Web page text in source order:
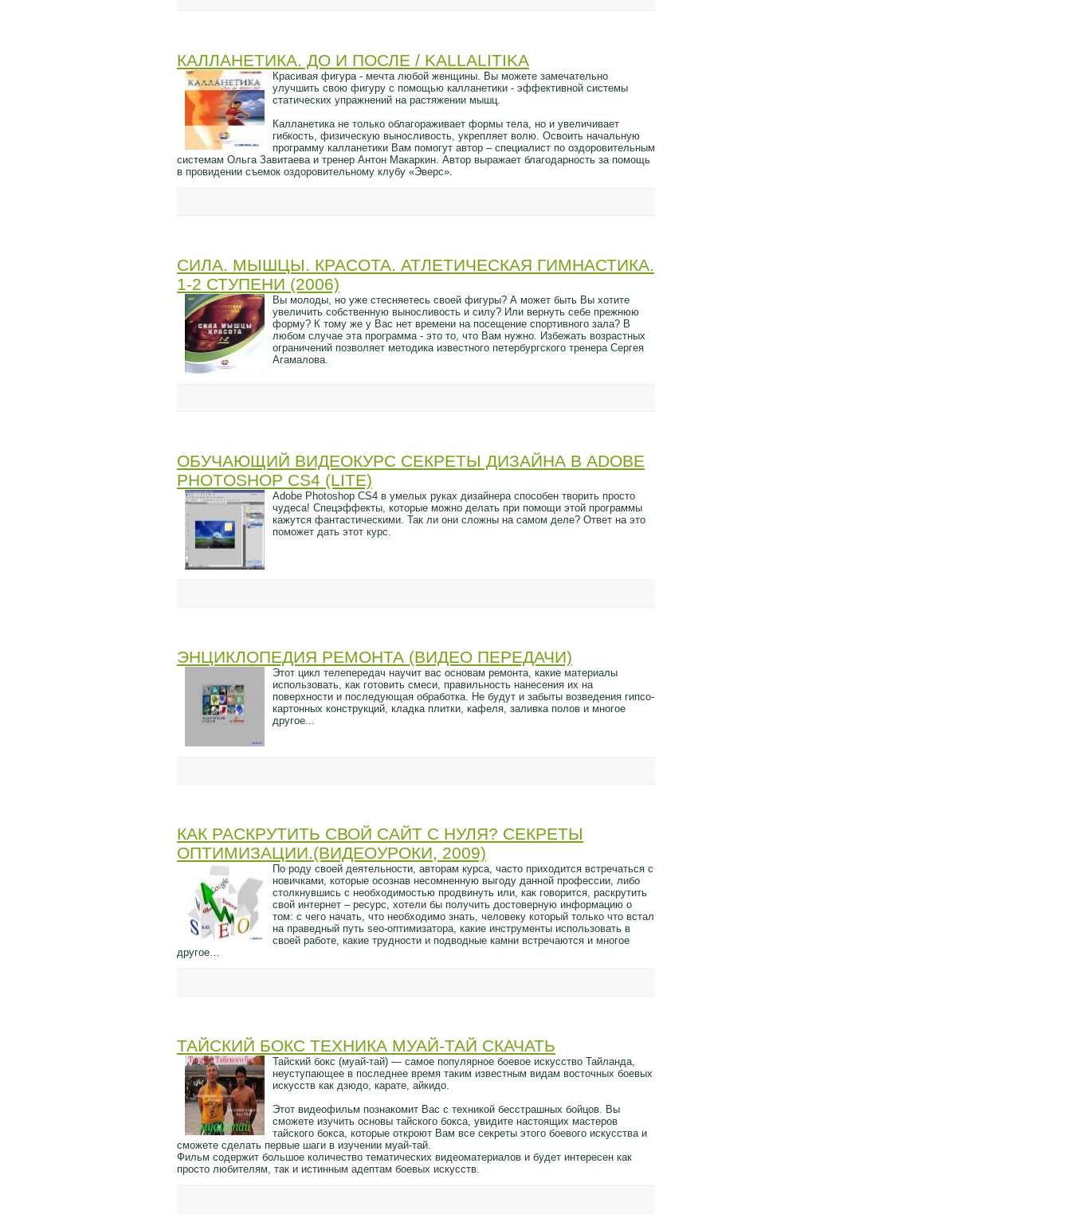
КАЛЛАНЕТИКА. ДО И ПОСЛЕ / KALLALITIKA
Красивая фигура - мечта любой женщины. Вы можете замечательно
улучшить свою фигуру с помощью калланетики - эффективной системы
статических упражнений на растяжении мышц.
Калланетика не только облагораживает формы тела, но и увеличивает
гибкость, физическую выносливость, укрепляет волю. Освоить начальную
программу калланетики Вам помогут автор – специалист по оздоровительным
системам Ольга Завитаева и тренер Антон Макаркин. Автор выражает благодарность за помощь
в провидении съемок оздоровительному клубу «Эверс».
СИЛА. МЫШЦЫ. КРАСОТА. АТЛЕТИЧЕСКАЯ ГИМНАСТИКА.
1-2 СТУПЕНИ (2006)
Вы молоды, но уже стесняетесь своей фигуры? А может быть Вы хотите
увеличить собственную выносливость и силу? Или вернуть себе прежнюю
форму? К тому же у Вас нет времени на посещение спортивного зала? В
любом случае эта программа - это то, что Вам нужно. Избежать возрастных
ограничений позволяет методика известного петербургского тренера Сергея
Агамалова.
ОБУЧАЮЩИЙ ВИДЕОКУРС СЕКРЕТЫ ДИЗАЙНА В ADOBE
PHOTOSHOP CS4 (LITE)
Adobe Photoshop CS4 в умелых руках дизайнера способен творить просто
чудеса! Спецэффекты, которые можно делать при помощи этой программы
кажутся фантастическими. Так ли они сложны на самом деле? Ответ на это
поможет дать этот курс.
ЭНЦИКЛОПЕДИЯ РЕМОНТА (ВИДЕО ПЕРЕДАЧИ)
Этот цикл телепередач научит вас основам ремонта, какие материалы
использовать, как готовить смеси, правильность нанесения их на
поверхности и последующая обработка. Не будут и забыты возведения гипсо-
картонных конструкций, кладка плитки, кафеля, заливка полов и многое
другое...
КАК РАСКРУТИТЬ СВОЙ САЙТ С НУЛЯ? СЕКРЕТЫ
ОПТИМИЗАЦИИ.(ВИДЕОУРОКИ, 2009)
По роду своей деятельности, авторам курса, часто приходится встречаться с
новичками, которые осознав несомненную выгоду данной профессии, либо
столкнувшись с необходимостью продвинуть или, как говорится, раскрутить
свой интернет – ресурс, хотели бы получить достоверную информацию о
том: с чего начать, что необходимо знать, человеку который только что встал
на праведный путь seo-оптимизатора, какие инструменты использовать в
своей работе, какие трудности и подводные камни встречаются и многое
другое…
ТАЙСКИЙ БОКС ТЕХНИКА МУАЙ-ТАЙ СКАЧАТЬ
Тайский бокс (муай-тай) — самое популярное боевое искусство Тайланда,
неуступающее в последнее время таким известным видам восточных боевых
искусств как дзюдо, карате, айкидо.
Этот видеофильм познакомит Вас с техникой бесстрашных бойцов. Вы
сможете изучить основы тайского бокса, увидите настоящих мастеров
тайского бокса, которые откроют Вам все секреты этого боевого искусства и
сможете сделать первые шаги в изучении муай-тай.
Фильм содержит большое количество тематических видеоматериалов и будет интересен как
просто любителям, так и истинным адептам боевых искусств.